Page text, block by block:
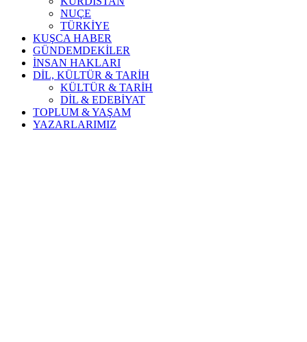
NUÇE
TÜRKİYE
KUŞCA HABER
GÜNDEMDEKİLER
İNSAN HAKLARI
DİL, KÜLTÜR & TARİH
KÜLTÜR & TARİH
DİL & EDEBİYAT
TOPLUM & YAŞAM
YAZARLARIMIZ